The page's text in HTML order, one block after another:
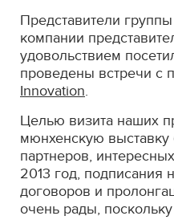
Представители
компании
удовольствием
проведены встречи с
Innovation.
Целью визита наших
мюнхенскую
партнеров,
2013 год,
договоров и
очень рады,